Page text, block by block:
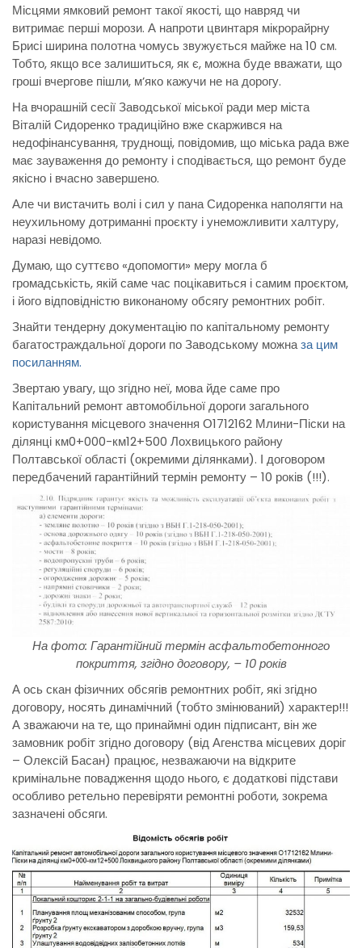
Місцями ямковий ремонт такої якості, що навряд чи
витримає перші морози. А напроти цвинтаря мікрорайрну
Брисі ширина полотна чомусь звужується майже на 10 см.
Тобто, якщо все залишиться, як є, можна буде вважати, що
гроші вчергове пішли, м’яко кажучи не на дорогу.
На вчорашній сесії Заводської міської ради мер міста
Віталій Сидоренко традиційно вже скаржився на
недофінансування, труднощі, повідомив, що міська рада вже
має зауваження до ремонту і сподівається, що ремонт буде
якісно і вчасно завершено.
Але чи вистачить волі і сил у пана Сидоренка наполягти на
неухильному дотриманні проєкту і унеможливити халтуру,
наразі невідомо.
Думаю, що суттєво «допомогти» меру могла б
громадськість, якій саме час поцікавиться і самим проєктом,
і його відповідністю виконаному обсягу ремонтних робіт.
Знайти тендерну документацію по капітальному ремонту
багатостраждальної дороги по Заводському можназа цим
посиланням.
Звертаю увагу, що згідно неї, мова йде саме про
Капітальний ремонт автомобільної дороги загального
користування місцевого значення О1712162 Млини-Піски на
ділянці км0+000-км12+500 Лохвицького району
Полтавської області (окремими ділянками). І договором
передбачений гарантійний термін ремонту – 10 років (!!!).
На фото: Гарантійний термін асфальтобетонного
покриття, згідно договору, – 10 років
А ось скан фізичних обсягів ремонтних робіт, які згідно
договору, носять динамічний (тобто змінюваний) характер!!!
А зважаючи на те, що принаймні один підписант, він же
замовник робіт згідно договору (від Агенства місцевих доріг
– Олексій Басан) працює, незважаючи на відкрите
кримінальне повадження щодо нього, є додаткові підстави
особливо ретельно перевіряти ремонтні роботи, зокрема
зазначені обсяги.